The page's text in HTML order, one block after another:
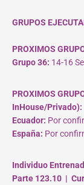
GRUPOS
PROXIMOS
Grupo 36: 14-16
PROXIMOS
InHouse/Privado):
Ecuador: Por
España: Por
Individuo
Parte 123.10 |